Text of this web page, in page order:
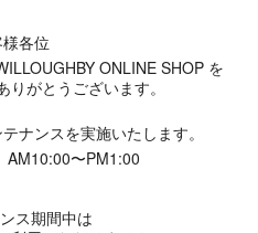
各位
ONLINE SHOP を
がとうございます。
ナンスを実施いたします。
AM10:00〜PM1:00
ス期間中は